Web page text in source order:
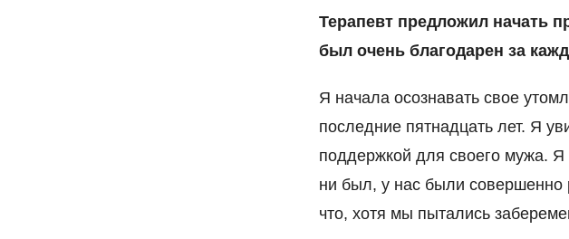
Терапевт предложил начать
был очень благодарен за
Я начала осознавать свое
последние пятнадцать лет. Я
поддержкой для своего мужа.
ни был, у нас были совершенно
что, хотя мы пытались